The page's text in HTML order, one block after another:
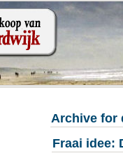
Archive for
Fraai idee: